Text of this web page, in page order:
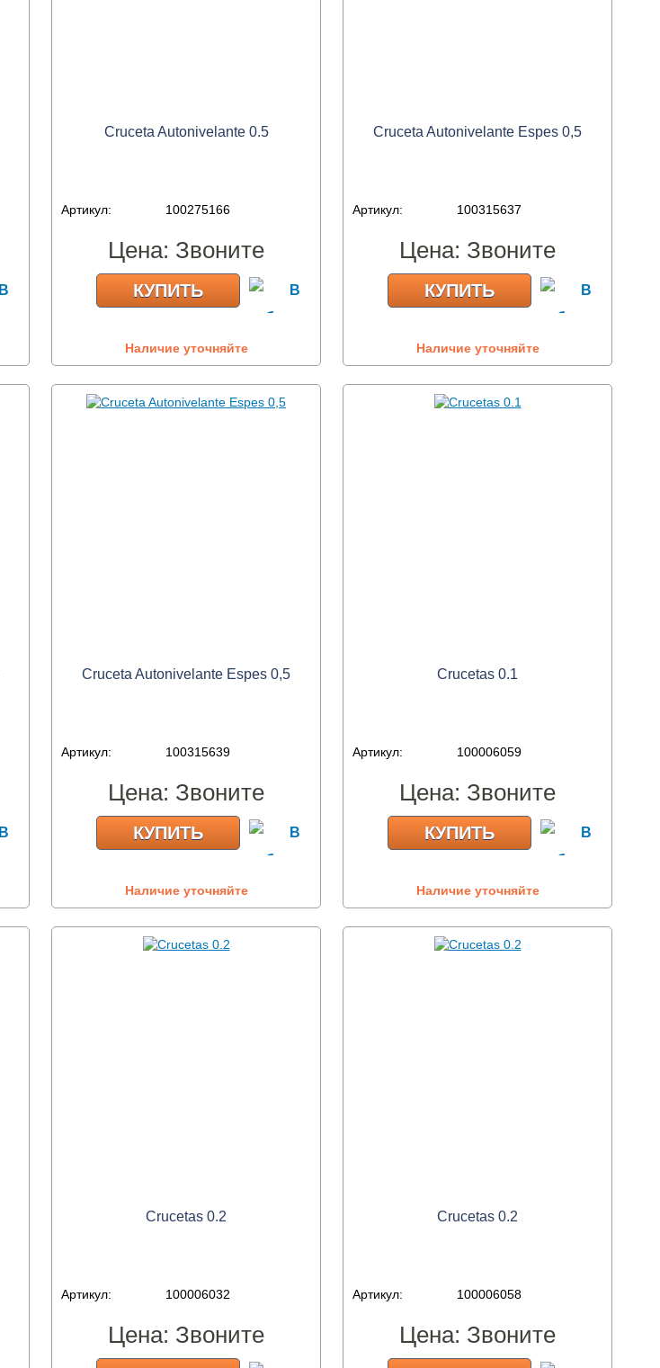
Cruceta Autonivelante 0.5
Артикул: 100275166
Цена: Звоните
КУПИТЬ
Наличие уточняйте
Cruceta Autonivelante Espes 0,5
Артикул: 100315637
Цена: Звоните
КУПИТЬ
Наличие уточняйте
Cruceta Autonivelante Espes 0,5
Артикул: 100315639
Цена: Звоните
КУПИТЬ
Наличие уточняйте
Crucetas 0.1
Артикул: 100006059
Цена: Звоните
КУПИТЬ
Наличие уточняйте
Crucetas 0.2
Артикул: 100006032
Цена: Звоните
Crucetas 0.2
Артикул: 100006058
Цена: Звоните